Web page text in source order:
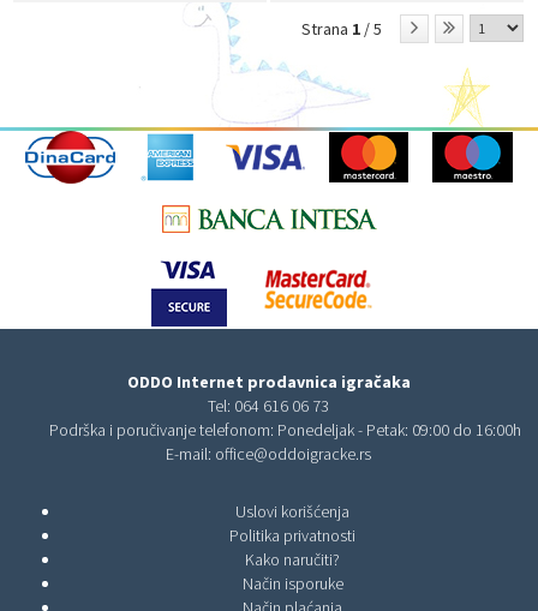
Strana 1 / 5
ODDO Internet prodavnica igračaka
Tel: 064 616 06 73
Podrška i poručivanje telefonom: Ponedeljak - Petak: 09:00 do 16:00h
E-mail: office@oddoigracke.rs
Uslovi korišćenja
Politika privatnosti
Kako naručiti?
Način isporuke